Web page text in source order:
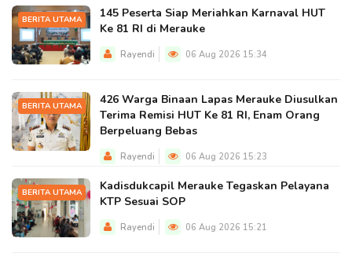
BERITA UTAMA
145 Peserta Siap Meriahkan Karnaval HUT
Ke 81 RI di Merauke
Rayendi 06 Aug 2026 15:34
BERITA UTAMA
426 Warga Binaan Lapas Merauke Diusulkan
Terima Remisi HUT Ke 81 RI, Enam Orang
Berpeluang Bebas
Rayendi 06 Aug 2026 15:23
BERITA UTAMA
Kadisdukcapil Merauke Tegaskan Pelayana
KTP Sesuai SOP
Rayendi 06 Aug 2026 15:21